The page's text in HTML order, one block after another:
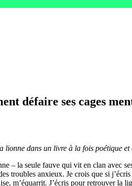
défaire ses cages
lionne dans un livre à la fois poétique
– la seule fauve qui vit en clan
troubles anxieux. Je crois que si
m’équarrit. J’écris pour retrouver la